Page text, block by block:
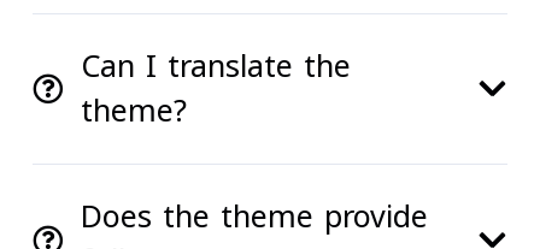
Can I translate the
theme?
Does the theme provide